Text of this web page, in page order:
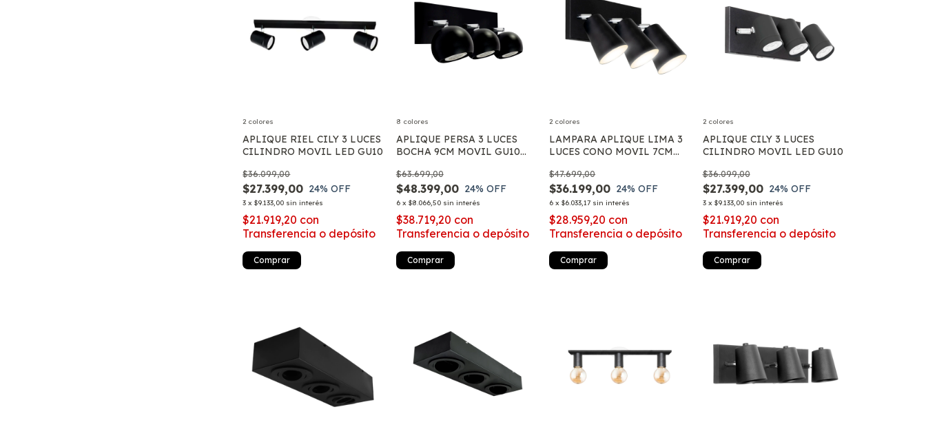
APLIQUE RIEL CILY 3 LUCES
CILINDRO MOVIL LED GU10
$27.399,00
$36.099,00
24% OFF
3 x$9.133,00 sin interés
$21.919,20 con
Transferencia o depósito
2 colores
Comprar
APLIQUE PERSA 3 LUCES
BOCHA 9CM MOVIL GU10
$48.399,00
$63.699,00
24% OFF
6 x $8.066,50 sin interés
$38.719,20 con
Transferencia o depósito
8 colores
Comprar
LAMPARA APLIQUE LIMA 3
LUCES CONO MOVIL 7CM
$36.199,00
$47.699,00
24% OFF
6 x$6.033,17 sin interés
$28.959,20 con
Transferencia o depósito
2 colores
Comprar
APLIQUE CILY 3 LUCES
CILINDRO MOVIL LED GU10
$27.399,00
$36.099,00
24% OFF
3 x $9.133,00 sin interés
$21.919,20 con
Transferencia o depósito
2 colores
Comprar